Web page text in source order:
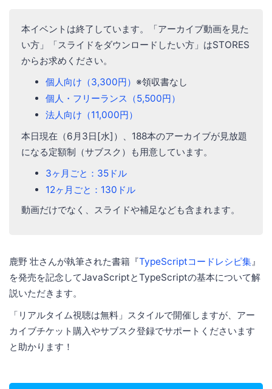
本イベントは終了しています。「アーカイブ動画を見た
い方」「スライドをダウンロードしたい方」はSTORES
からお求めください。
個人向け（3,300円） ※領収書なし
個人・フリーランス（5,500円）
法人向け（11,000円）
本日現在（6月3日[水]）、188本のアーカイブが見放題
になる定額制（サブスク）も用意しています。
3ヶ月ごと：35ドル
12ヶ月ごと：130ドル
動画だけでなく、スライドや補足なども含まれます。
鹿野 壮さんが執筆された書籍『TypeScriptコードレシピ集 』
を発売を記念してJavaScriptとTypeScriptの基本について解
説いただきます。
「リアルタイム視聴は無料」スタイルで開催しますが、アー
カイブチケット購入やサブスク登録でサポートくださいます
と助かります！